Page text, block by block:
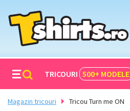
TRICOURI 500+ MODELE
Magazin tricouri Tricou Turn me ON